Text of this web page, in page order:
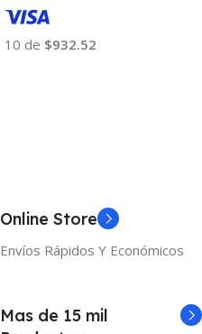
10 de $932.52
Online Store
Envíos Rápidos Y Económicos
Mas de 15 mil